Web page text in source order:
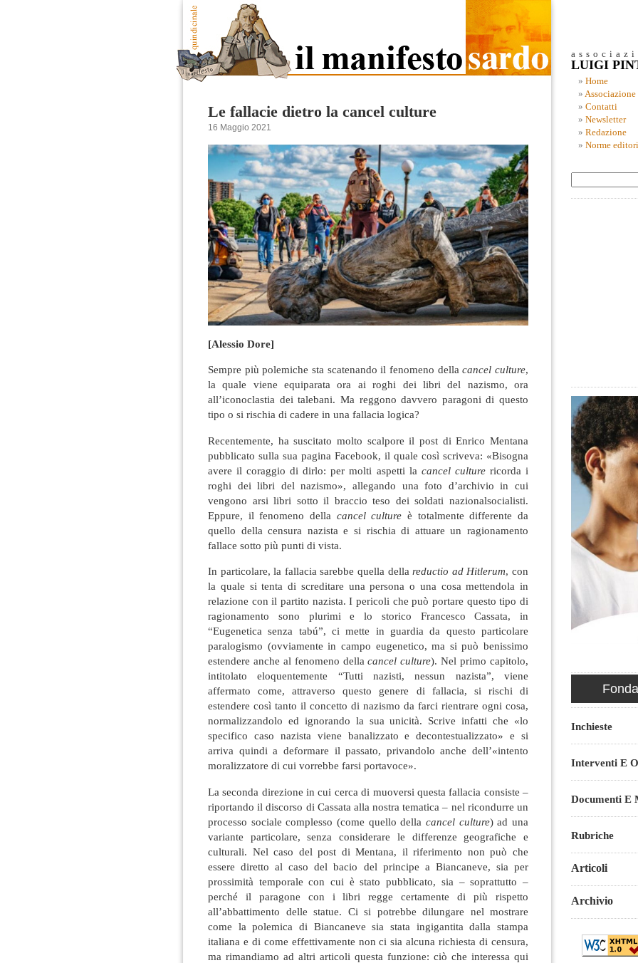
Le fallacie dietro la cancel culture
16 Maggio 2021
[Alessio Dore]
Sempre più polemiche sta scatenando il fenomeno dellacancel culture,
la quale viene equiparata ora ai roghi dei libri del nazismo, ora
all’iconoclastia dei talebani. Ma reggono davvero paragoni di questo
tipo o si rischia di cadere in una fallacia logica?
Recentemente, ha suscitato molto scalpore il post di Enrico Mentana
pubblicato sulla sua pagina Facebook, il quale così scriveva: «Bisogna
avere il coraggio di dirlo: per molti aspetti la cancel culturericorda i
roghi dei libri del nazismo», allegando una foto d’archivio in cui
vengono arsi libri sotto il braccio teso dei soldati nazionalsocialisti.
Eppure, il fenomeno della cancel culture è totalmente differente da
quello della censura nazista e si rischia di attuare un ragionamento
fallace sotto più punti di vista.
In particolare, la fallacia sarebbe quella dellareductio ad Hitlerum, con
la quale si tenta di screditare una persona o una cosa mettendola in
relazione con il partito nazista. I pericoli che può portare questo tipo di
ragionamento sono plurimi e lo storico Francesco Cassata, in
“Eugenetica senza tabú”, ci mette in guardia da questo particolare
paralogismo (ovviamente in campo eugenetico, ma si può benissimo
estendere anche al fenomeno dellacancel culture). Nel primo capitolo,
intitolato eloquentemente “Tutti nazisti, nessun nazista”, viene
affermato come, attraverso questo genere di fallacia, si rischi di
estendere così tanto il concetto di nazismo da farci rientrare ogni cosa,
normalizzandolo ed ignorando la sua unicità. Scrive infatti che «lo
specifico caso nazista viene banalizzato e decontestualizzato» e si
arriva quindi a deformare il passato, privandolo anche dell’«intento
moralizzatore di cui vorrebbe farsi portavoce».
La seconda direzione in cui cerca di muoversi questa fallacia consiste –
riportando il discorso di Cassata alla nostra tematica – nel ricondurre un
processo sociale complesso (come quello della cancel culture) ad una
variante particolare, senza considerare le differenze geografiche e
culturali. Nel caso del post di Mentana, il riferimento non può che
essere diretto al caso del bacio del principe a Biancaneve, sia per
prossimità temporale con cui è stato pubblicato, sia – soprattutto –
perché il paragone con i libri regge certamente di più rispetto
all’abbattimento delle statue. Ci si potrebbe dilungare nel mostrare
come la polemica di Biancaneve sia stata ingigantita dalla stampa
italiana e di come effettivamente non ci sia alcuna richiesta di censura,
ma rimandiamo ad altri articoli questa funzione: ciò che interessa qui
LUIGI
Home
Associazione
Contatti
Newsletter
Redazione
Norme
Inchieste
Interventi E
Documenti E
Rubriche
Articoli
Archivio